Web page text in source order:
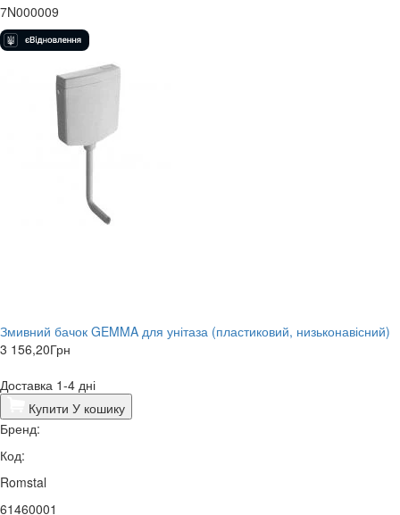
7N000009
Змивний бачок GEMMA для унітаза (пластиковий, низьконавісний)
3 156,20Грн
Доставка 1-4 дні
Купити У кошику
Бренд:
Код:
Romstal
61460001